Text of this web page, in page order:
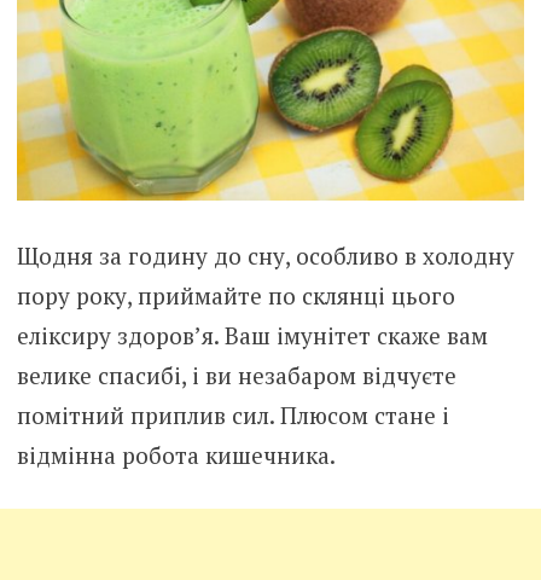
Щодня за годину до сну, особливо в холодну
пору року, приймайте по склянці цього
еліксиру здоров’я. Ваш імунітет скаже вам
велике спасибі, і ви незабаром відчуєте
помітний приплив сил. Плюсом стане і
відмінна робота кишечника.